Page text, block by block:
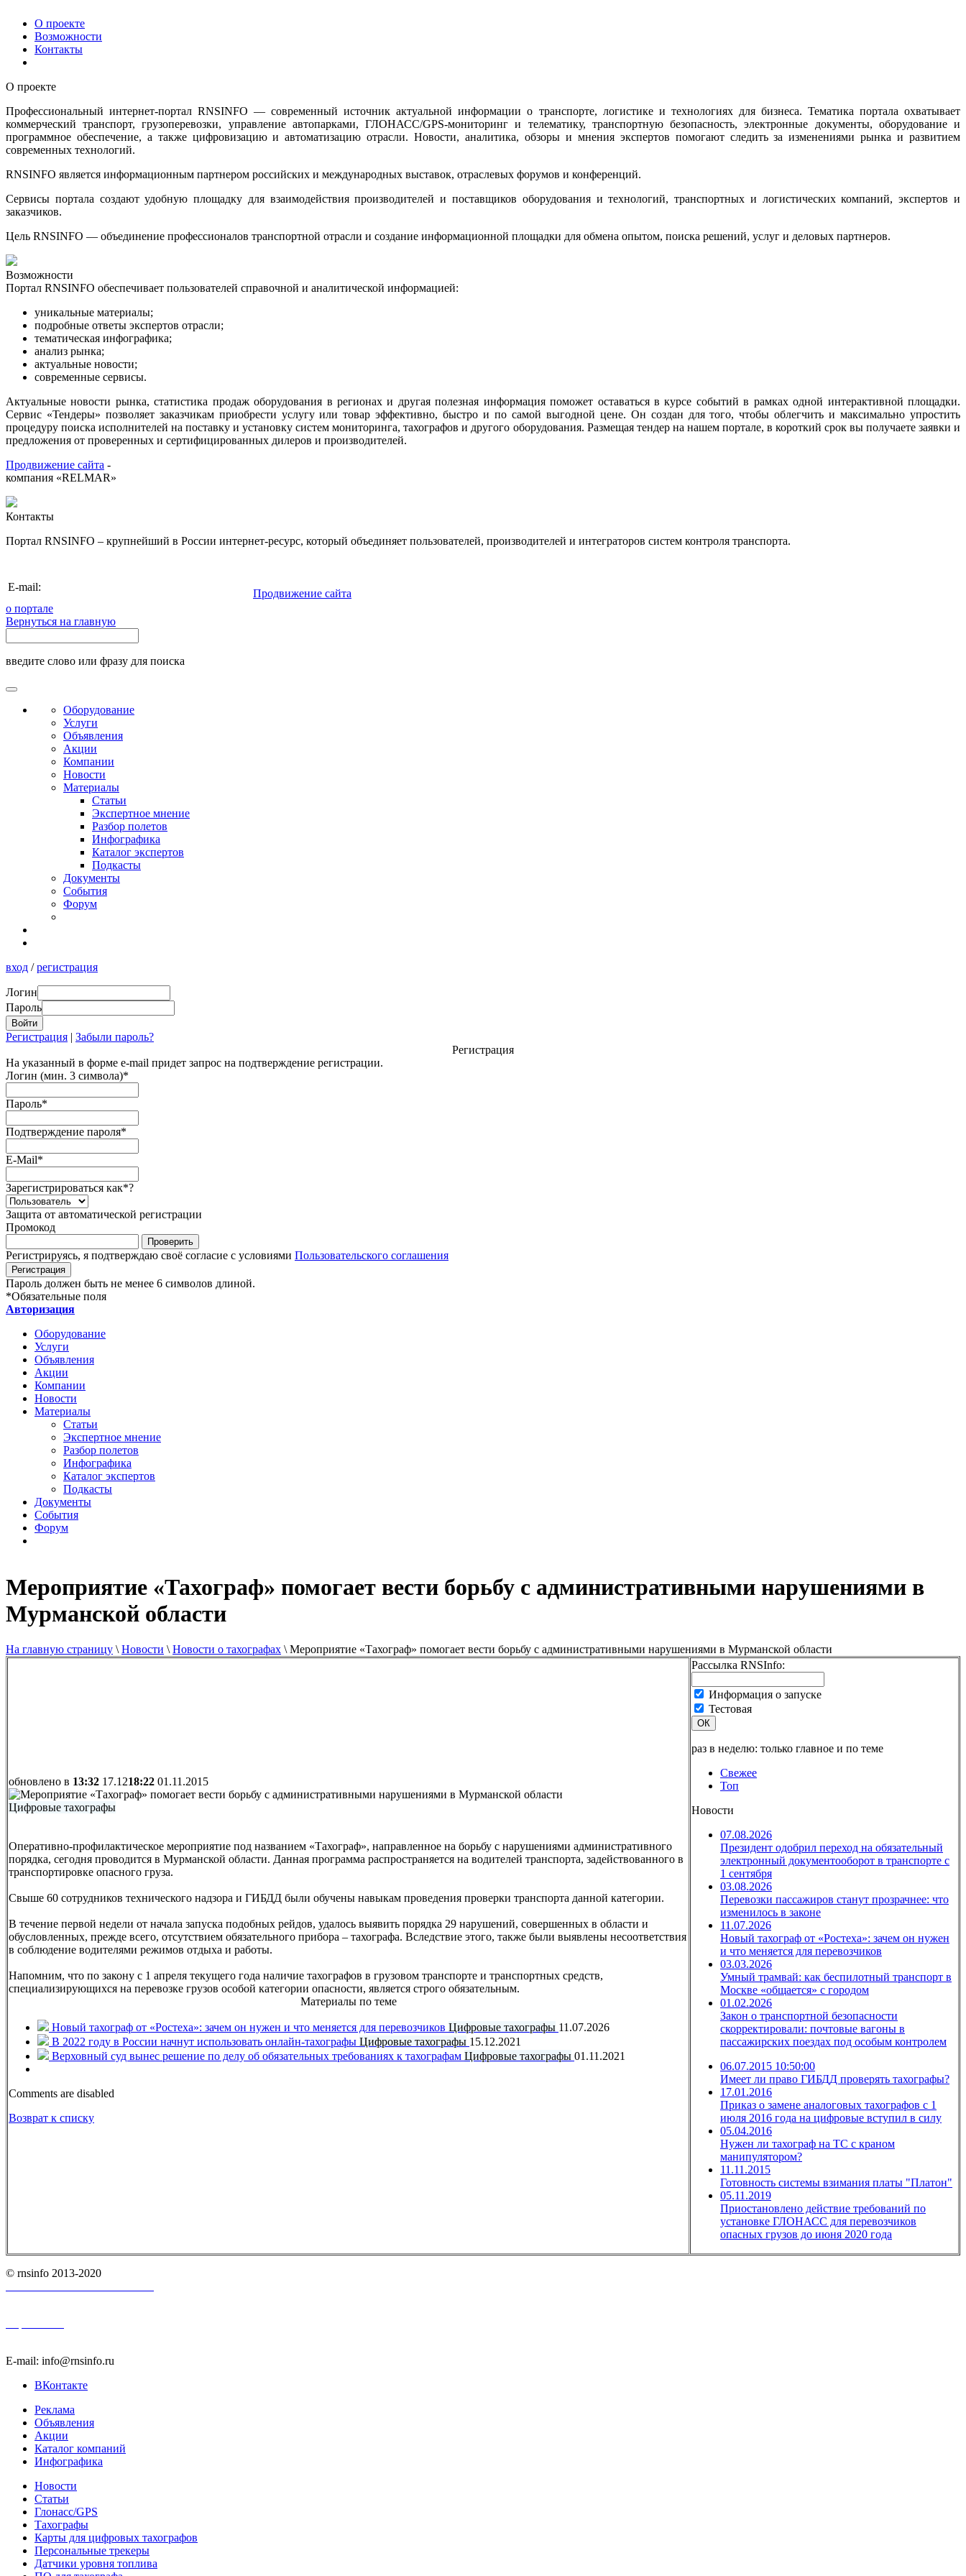
Мероприятие «Тахограф» помогает вести борьбу с административными нарушениями в
Мурманской области
На главную страницу \ Новости \ Новости о тахографах \ Мероприятие «Тахограф» помогает вести борьбу с административными нарушениями в Мурманской области
обновлено в 13:32 17.1218:22 01.11.2015
Цифровые тахографы
Оперативно-профилактическое мероприятие под названием «Тахограф», направленное на борьбу с нарушениями административного
порядка, сегодня проводится в Мурманской области. Данная программа распространяется на водителей транспорта, задействованного в
транспортировке опасного груза.
Свыше 60 сотрудников технического надзора и ГИБДД были обучены навыкам проведения проверки транспорта данной категории.
В течение первой недели от начала запуска подобных рейдов, удалось выявить порядка 29 нарушений, совершенных в области и
обусловленных, прежде всего, отсутствием обязательного прибора – тахографа. Вследствие этого, также были выявлены несоответствия
в соблюдение водителями режимов отдыха и работы.
Напомним, что по закону с 1 апреля текущего года наличие тахографов в грузовом транспорте и транспортных средств,
специализирующихся на перевозке грузов особой категории опасности, является строго обязательным.
Материалы по теме
Новый тахограф от «Ростеха»: зачем он нужен и что меняется для перевозчиков Цифровые тахографы 11.07.2026
В 2022 году в России начнут использовать онлайн-тахографы Цифровые тахографы 15.12.2021
Верховный суд вынес решение по делу об обязательных требованиях к тахографам Цифровые тахографы 01.11.2021
Comments are disabled
Возврат к списку
Рассылка RNSInfo:
Информация о запуске
Тестовая
ОК
раз в неделю: только главное и по теме
Свежее
Топ
Новости
07.08.2026
Президент одобрил переход на обязательный
электронный документооборот в транспорте с
1 сентября
03.08.2026
Перевозки пассажиров станут прозрачнее: что
изменилось в законе
11.07.2026
Новый тахограф от «Ростеха»: зачем он нужен
и что меняется для перевозчиков
03.03.2026
Умный трамвай: как беспилотный транспорт в
Москве «общается» с городом
01.02.2026
Закон о транспортной безопасности
скорректировали: почтовые вагоны в
пассажирских поездах под особым контролем
06.07.2015 10:50:00
Имеет ли право ГИБДД проверять тахографы?
17.01.2016
Приказ о замене аналоговых тахографов с 1
июля 2016 года на цифровые вступил в силу
05.04.2016
Нужен ли тахограф на ТС с краном
манипулятором?
11.11.2015
Готовность системы взимания платы "Платон"
05.11.2019
Приостановлено действие требований по
установке ГЛОНАСС для перевозчиков
опасных грузов до июня 2020 года
О проекте
Возможности
Контакты
О проекте
Профессиональный интернет-портал RNSINFO — современный источник актуальной информации о транспорте, логистике и технологиях для бизнеса. Тематика портала охватывает
коммерческий транспорт, грузоперевозки, управление автопарками, ГЛОНАСС/GPS-мониторинг и телематику, транспортную безопасность, электронные документы, оборудование и
программное обеспечение, а также цифровизацию и автоматизацию отрасли. Новости, аналитика, обзоры и мнения экспертов помогают следить за изменениями рынка и развитием
современных технологий.
RNSINFO является информационным партнером российских и международных выставок, отраслевых форумов и конференций.
Сервисы портала создают удобную площадку для взаимодействия производителей и поставщиков оборудования и технологий, транспортных и логистических компаний, экспертов и
заказчиков.
Цель RNSINFO — объединение профессионалов транспортной отрасли и создание информационной площадки для обмена опытом, поиска решений, услуг и деловых партнеров.
Возможности
Портал RNSINFO обеспечивает пользователей справочной и аналитической информацией:
уникальные материалы;
подробные ответы экспертов отрасли;
тематическая инфографика;
анализ рынка;
актуальные новости;
современные сервисы.
Актуальные новости рынка, статистика продаж оборудования в регионах и другая полезная информация поможет оставаться в курсе событий в рамках одной интерактивной площадки.
Сервис «Тендеры» позволяет заказчикам приобрести услугу или товар эффективно, быстро и по самой выгодной цене. Он создан для того, чтобы облегчить и максимально упростить
процедуру поиска исполнителей на поставку и установку систем мониторинга, тахографов и другого оборудования. Размещая тендер на нашем портале, в короткий срок вы получаете заявки и
предложения от проверенных и сертифицированных дилеров и производителей.
Продвижение сайта -
компания «RELMAR»
Контакты
Портал RNSINFO – крупнейший в России интернет-ресурс, который объединяет пользователей, производителей и интеграторов систем контроля транспорта.
E-mail:
Продвижение сайта
о портале
Вернуться на главную
введите слово или фразу для поиска
Оборудование
Услуги
Объявления
Акции
Компании
Новости
Материалы
Статьи
Экспертное мнение
Разбор полетов
Инфографика
Каталог экспертов
Подкасты
Документы
События
Форум
вход /регистрация
Логин
Пароль
Регистрация | Забыли пароль?
Регистрация
На указанный в форме e-mail придет запрос на подтверждение регистрации.
Логин (мин. 3 символа)*
Пароль*
Подтверждение пароля*
E-Mail*
Зарегистрироваться как*?
Защита от автоматической регистрации
Промокод
Регистрируясь, я подтверждаю своё согласие с условиями Пользовательского соглашения
Пароль должен быть не менее 6 символов длиной.
*Обязательные поля
Авторизация
Оборудование
Услуги
Объявления
Акции
Компании
Новости
Материалы
Статьи
Экспертное мнение
Разбор полетов
Инфографика
Каталог экспертов
Подкасты
Документы
События
Форум
© rnsinfo 2013-2020
E-mail: info@rnsinfo.ru
ВКонтакте
Реклама
Объявления
Акции
Каталог компаний
Инфографика
Новости
Статьи
Глонасс/GPS
Тахографы
Карты для цифровых тахографов
Персональные трекеры
Датчики уровня топлива